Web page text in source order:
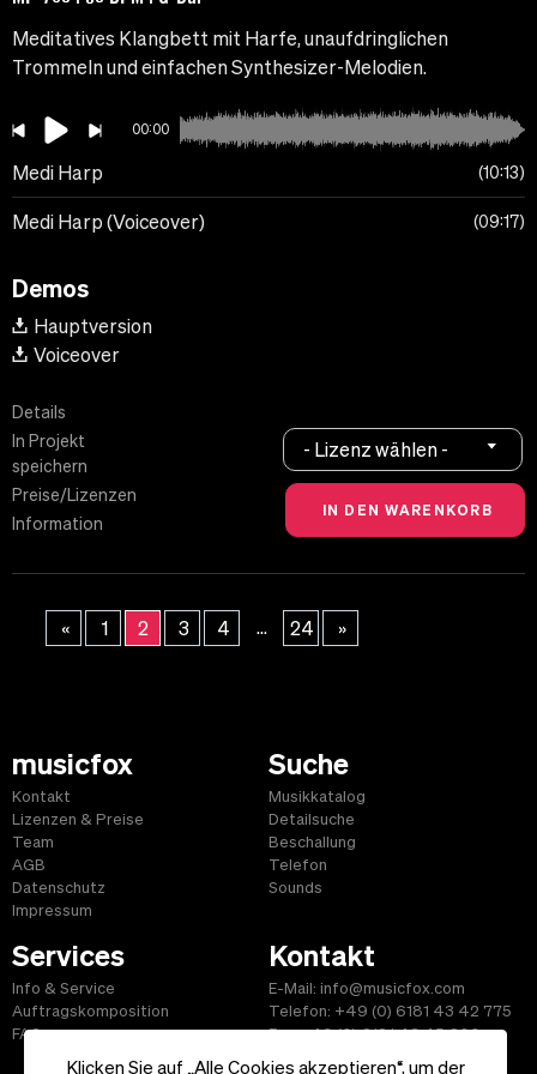
Klicken Sie auf „Alle Cookies akzeptieren“, um der
Meditatives Klangbett mit Harfe, unaufdringlichen
Trommeln und einfachen Synthesizer-Melodien.
00:00
Medi Harp 10:13
Medi Harp (Voiceover) 09:17
Demos
Hauptversion
Voiceover
Details
In Projekt
speichern
Preise/Lizenzen
Information
- Lizenz wählen -
« 1 2 3 4 ... 24 »
musicfox
Kontakt
Lizenzen & Preise
Team
AGB
Datenschutz
Impressum
Suche
Musikkatalog
Detailsuche
Beschallung
Telefon
Sounds
Services
Info & Service
Auftragskomposition
FAQ
Kontakt
E-Mail: info@musicfox.com
Telefon: +49 (0) 6181 43 42 775
Fax: +49 (0) 6181 43 45 609